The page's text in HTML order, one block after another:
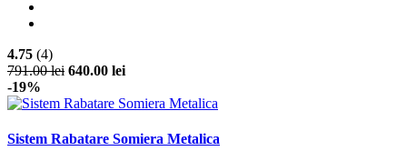
4.75 (4)
791.00 lei 640.00 lei
-19%
Sistem Rabatare Somiera Metalica